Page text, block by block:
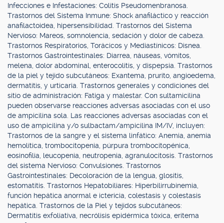
Infecciones e Infestaciones: Colitis Pseudomenbranosa.
Trastornos del Sistema Inmune: Shock anafiláctico y reacción
anafilactoidea, hipersensibilidad. Trastornos del Sistema
Nervioso: Mareos, somnolencia, sedación y dolor de cabeza.
Trastornos Respiratorios, Torácicos y Mediastínicos: Disnea.
Trastornos Gastrointestinales: Diarrea, náuseas, vómitos,
melena, dolor abdominal, enterocolitis, y dispepsia. Trastornos
de la piel y tejido subcutáneos: Exantema, prurito, angioedema,
dermatitis, y urticaria. Trastornos generales y condiciones del
sitio de administración: Fatiga y malestar. Con sultamicilina
pueden observarse reacciones adversas asociadas con el uso
de ampicilina sola. Las reacciones adversas asociadas con el
uso de ampicilina y/o sulbactam/ampicilina IM/IV, incluyen:
Trastornos de la sangre y el sistema linfático: Anemia, anemia
hemolítica, trombocitopenia, púrpura trombocitopénica,
eosinofilia, leucopenia, neutropenia, agranulocitosis. Trastornos
del sistema Nervioso: Convulsiones. Trastornos
Gastrointestinales: Decoloración de la lengua, glositis,
estomatitis. Trastornos Hepatobiliares: Hiperbilirrubinemia,
función hepática anormal e ictericia, colestasis y colestasis
hepática. Trastornos de la Piel y tejidos subcutáneos:
Dermatitis exfoliativa, necrólisis epidérmica tóxica, eritema